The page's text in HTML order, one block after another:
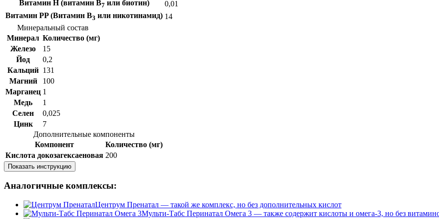
Витамин H (витамин B7или биотин)
0,01
Витамин PP (Витамин B3 или никотинамид) 14
Минеральный состав
Минерал Количество (мг)
Железо
15
Йод
0,2
Кальций 131
Магний
100
Марганец 1
Медь
1
Селен
0,025
Цинк
7
Дополнительные компоненты
Компонент
Количество (мг)
Кислота докозагексаеновая 200
Показать инструкцию
Аналогичные комплексы:
Центрум Пренатал — такой же комплекс, но без дополнительных кислот
Мульти-Табс Перинатал Омега 3 — также содержит кислоты и омега-3, но без